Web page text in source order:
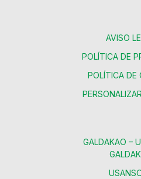
AVISO
POLÍTICA DE
POLÍTICA DE
GALDAKAO –